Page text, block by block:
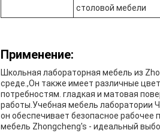
столовой мебели
Применение:
Школьная лабораторная мебель из
среде.,Он также имеет различные
потребностям. гладкая и матовая
работы.Учебная мебель лаборатории
он обеспечивает безопасное рабочее
мебель Zhongcheng's - идеальный